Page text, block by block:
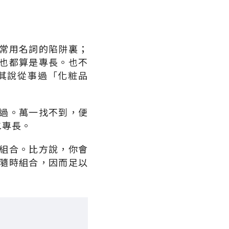
用名詞的陷阱裏；
都算是專長。也不
說從事過「化粧品
。萬一找不到，便
長。
合。比方說，你會
時組合，因而足以